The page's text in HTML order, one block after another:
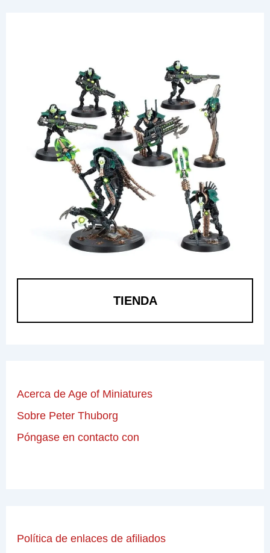
TIENDA
Acerca de Age of Miniatures
Sobre Peter Thuborg
Póngase en contacto con
Política de enlaces de afiliados